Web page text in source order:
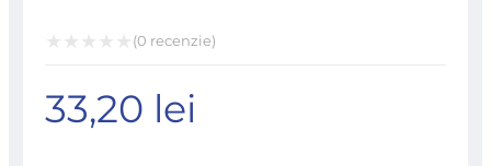
la
(0 recenzie)
33,20 lei